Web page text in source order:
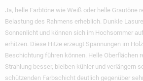
Ja, helle Farbtöne wie Weiß oder helle Grautöne
Belastung des Rahmens erheblich. Dunkle
Sonnenlicht und können sich im Hochsommer
erhitzen. Diese Hitze erzeugt Spannungen im
Beschichtung führen können. Helle Oberflächen
Strahlung besser, bleiben kühler und verlängern
schützenden Farbschicht deutlich gegenüber